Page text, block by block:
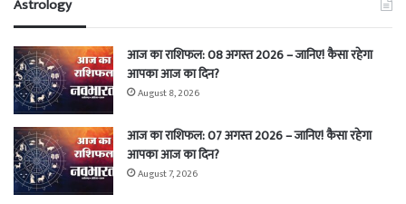
Astrology
आज का राशिफल: 08 अगस्त 2026 – जानिए! कैसा रहेगा
आपका आज का दिन?
August 8, 2026
आज का राशिफल: 07 अगस्त 2026 – जानिए! कैसा रहेगा
आपका आज का दिन?
August 7, 2026